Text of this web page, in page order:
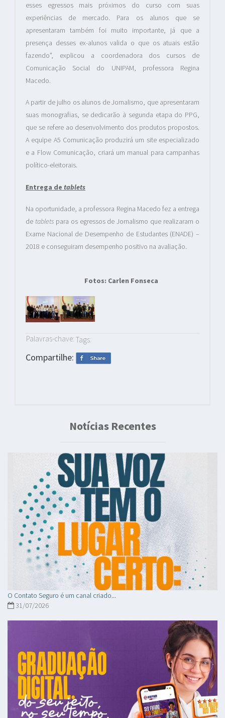
esses egressos mais próximos do curso com suas
experiências de mercado. Para os alunos que se
apresentaram também foi muito importante, já que a
presença desses ex-alunos valida o que os atuais estão
fazendo”, explicou a coordenadora dos cursos de
Comunicação Social do UNIPAM, professora Regina
Macedo.
A partir de julho os alunos de Jornalismo, que apresentaram
suas monografias, se dedicarão à segunda etapa do PPG,
que se refere ao desenvolvimento dos produtos propostos.
A equipe A5 Comunicação produzirá um site especializado
e a Flow Comunicação, criará um manual para campanhas
político-eleitorais.
Entrega de tablets
Na oportunidade, a professora Regina Macedo fez a entrega
de tabletspara os egressos de Jornalismo que realizaram o
Exame Nacional de Desempenho de Estudantes (ENADE) –
2018 e conseguiram desempenho positivo na avaliação.
Fotos: Carlen Fonseca
Palavras-chave: Tags:
Compartilhe:
Notícias Recentes
O Contato Seguro é um canal criado...
31/07/2026